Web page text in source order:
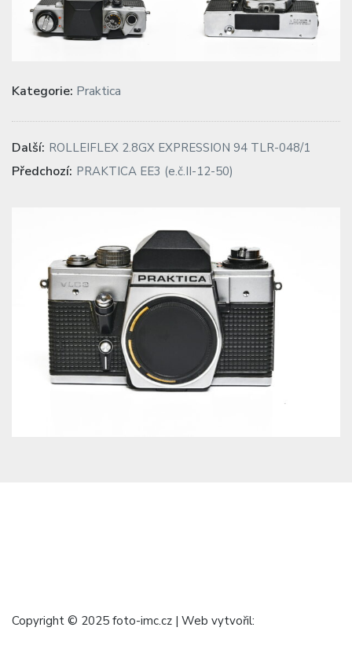
Kategorie: Praktica
Navigace
pro
Další: Previous
post:
ROLLEIFLEX 2.8GX EXPRESSION 94 TLR-048/1
Předchozí: Next
PRAKTICA EE3 (e.č.II-12-50)
Copyright © 2025 foto-imc.cz | Web vytvořil: